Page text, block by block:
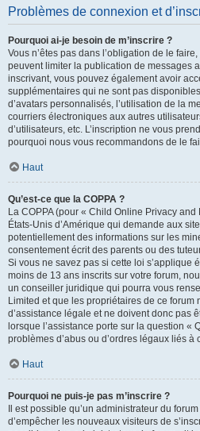
Problèmes de connexion et
Pourquoi ai-je besoin de m’inscrire ?
Vous n’êtes pas dans l’obligation de le
peuvent limiter la publication de messages
inscrivant, vous pouvez également avoir
supplémentaires qui ne sont pas
d’avatars personnalisés, l’utilisation de la
courriers électroniques aux autres
d’utilisateurs, etc. L’inscription ne vous
pourquoi nous vous recommandons de le
Haut
Qu’est-ce que la COPPA ?
La COPPA (pour « Child Online Privacy
États-Unis d’Amérique qui demande aux
potentiellement des informations sur les
consentement écrit des parents ou des
Si vous ne savez pas si cette loi s’applique
moins de 13 ans inscrits sur votre forum,
un conseiller juridique qui pourra vous
Limited et que les propriétaires de ce forum
d’assistance légale et ne doivent donc pas
lorsque l’assistance porte sur la question «
problèmes d’abus ou d’ordres légaux liés à
Haut
Pourquoi ne puis-je pas m’inscrire ?
Il est possible qu’un administrateur du
d’empêcher les nouveaux visiteurs de